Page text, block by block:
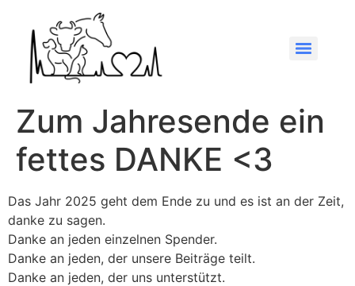
Zum Jahresende ein
fettes DANKE <3
Das Jahr 2025 geht dem Ende zu und es ist an der Zeit,
danke zu sagen.
Danke an jeden einzelnen Spender.
Danke an jeden, der unsere Beiträge teilt.
Danke an jeden, der uns unterstützt.